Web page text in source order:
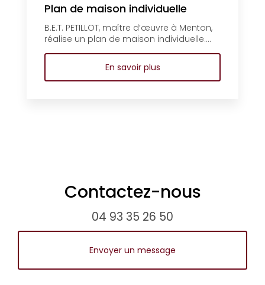
Plan de maison individuelle
B.E.T. PETILLOT, maître d’œuvre à Menton,
réalise un plan de maison individuelle....
En savoir plus
Contactez-nous
04 93 35 26 50
Envoyer un message